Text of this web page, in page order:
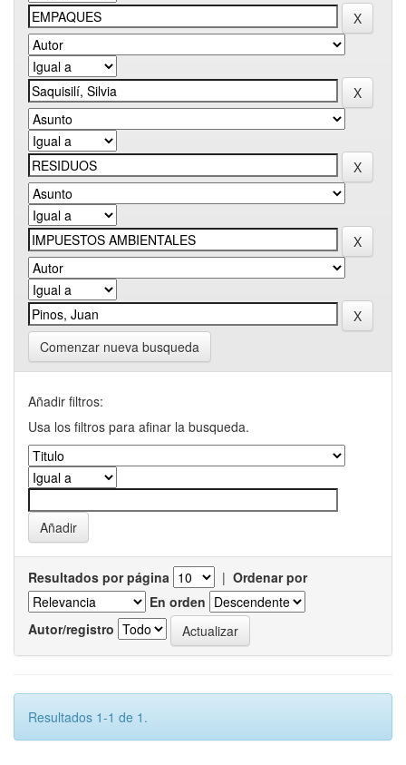
Comenzar nueva busqueda
Añadir filtros:
Usa los filtros para afinar la busqueda.
Resultados por página | Ordenar por
En orden
Autor/registro
Resultados 1-1 de 1.